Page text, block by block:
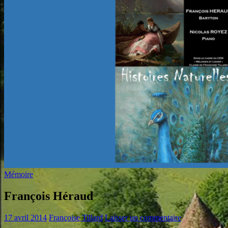
Mémoire
François Héraud
17 avril 2014 Françoise Tillard Laisser un commentaire